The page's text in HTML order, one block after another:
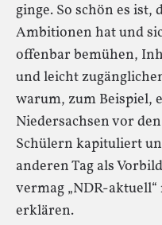
ginge. So schön es ist,
Ambitionen hat und
offenbar bemühen,
und leicht
warum, zum Beispiel,
Niedersachsen vor
Schülern kapituliert
anderen Tag als
vermag „NDR-
erklären.